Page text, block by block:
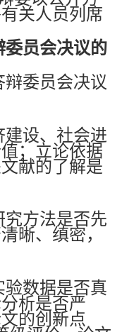
关人员列席
委员会决议的
辩委员会决议
设、社会进
；立论依据
献的了解是
方法是否先
晰、缜密，
数据是否真
析是否严
的创新点